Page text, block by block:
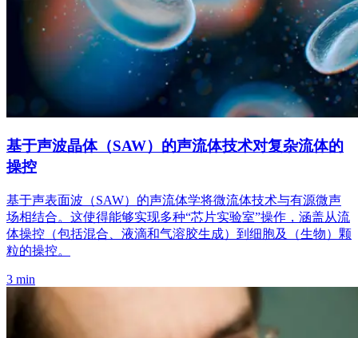
基于声波晶体（SAW）的声流体技术对复杂流体的
操控
基于声表面波（SAW）的声流体学将微流体技术与有源微声
场相结合。这使得能够实现多种“芯片实验室”操作，涵盖从流
体操控（包括混合、液滴和气溶胶生成）到细胞及（生物）颗
粒的操控。
3 min